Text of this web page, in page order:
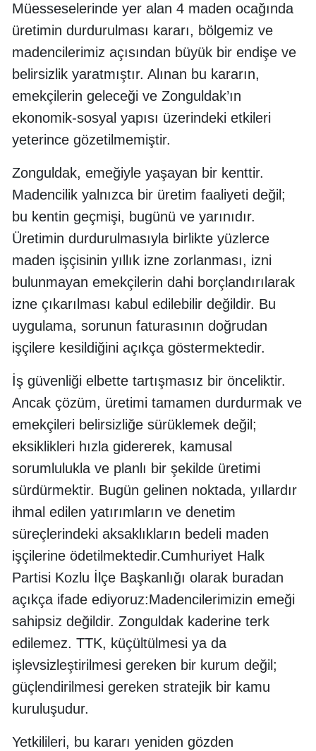
Müesseselerinde yer alan 4 maden ocağında
üretimin durdurulması kararı, bölgemiz ve
madencilerimiz açısından büyük bir endişe ve
belirsizlik yaratmıştır. Alınan bu kararın,
emekçilerin geleceği ve Zonguldak’ın
ekonomik-sosyal yapısı üzerindeki etkileri
yeterince gözetilmemiştir.
Zonguldak, emeğiyle yaşayan bir kenttir.
Madencilik yalnızca bir üretim faaliyeti değil;
bu kentin geçmişi, bugünü ve yarınıdır.
Üretimin durdurulmasıyla birlikte yüzlerce
maden işçisinin yıllık izne zorlanması, izni
bulunmayan emekçilerin dahi borçlandırılarak
izne çıkarılması kabul edilebilir değildir. Bu
uygulama, sorunun faturasının doğrudan
işçilere kesildiğini açıkça göstermektedir.
İş güvenliği elbette tartışmasız bir önceliktir.
Ancak çözüm, üretimi tamamen durdurmak ve
emekçileri belirsizliğe sürüklemek değil;
eksiklikleri hızla gidererek, kamusal
sorumlulukla ve planlı bir şekilde üretimi
sürdürmektir. Bugün gelinen noktada, yıllardır
ihmal edilen yatırımların ve denetim
süreçlerindeki aksaklıkların bedeli maden
işçilerine ödetilmektedir.Cumhuriyet Halk
Partisi Kozlu İlçe Başkanlığı olarak buradan
açıkça ifade ediyoruz:Madencilerimizin emeği
sahipsiz değildir. Zonguldak kaderine terk
edilemez. TTK, küçültülmesi ya da
işlevsizleştirilmesi gereken bir kurum değil;
güçlendirilmesi gereken stratejik bir kamu
kuruluşudur.
Yetkilileri, bu kararı yeniden gözden